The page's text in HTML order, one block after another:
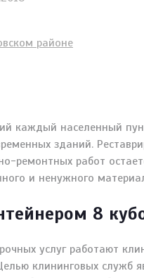
районе
каждый населенный
зданий.
ремонтных работ
и ненужного
8
услуг работают
клининговых служб